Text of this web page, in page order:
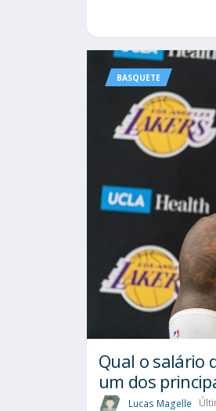
BASQUETE
Qual o salário
um dos
Lucas Magelle